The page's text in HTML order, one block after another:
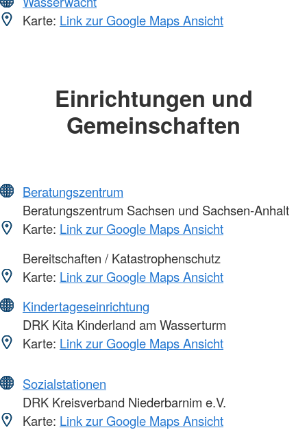
Karte: Link zur Google Maps Ansicht
Einrichtungen und
Gemeinschaften
Beratungszentrum
Beratungszentrum Sachsen und Sachsen-Anhalt
Karte: Link zur Google Maps Ansicht
Bereitschaften / Katastrophenschutz
Karte: Link zur Google Maps Ansicht
Kindertageseinrichtung
DRK Kita Kinderland am Wasserturm
Karte: Link zur Google Maps Ansicht
Sozialstationen
DRK Kreisverband Niederbarnim e.V.
Karte: Link zur Google Maps Ansicht